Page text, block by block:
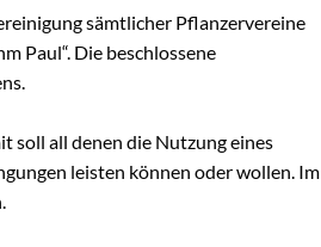
Archiv
sämtlicher Pflanzervereine
Paul“. Die beschlossene
soll all denen die Nutzung eines
leisten können oder wollen. Im